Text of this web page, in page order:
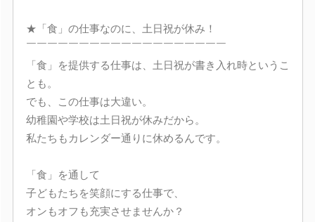
★「食」の仕事なのに、土日祝が休み！
￣￣￣￣￣￣￣￣￣￣￣￣￣￣￣￣￣￣￣
「食」を提供する仕事は、土日祝が書き入れ時というこ
とも。
でも、この仕事は大違い。
幼稚園や学校は土日祝が休みだから。
私たちもカレンダー通りに休めるんです。
「食」を通して
子どもたちを笑顔にする仕事で、
オンもオフも充実させませんか？